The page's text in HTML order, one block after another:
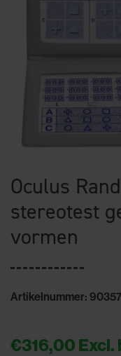
Oculus
stereotest
vormen
Artikelnummer:
€316,00 Excl.